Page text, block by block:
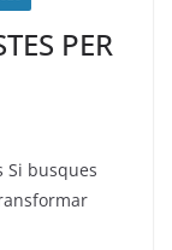
PER
Si busques